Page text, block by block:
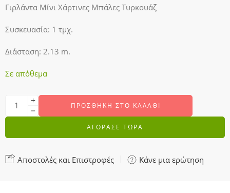
Γιρλάντα Μίνι Χάρτινες Μπάλες Τυρκουάζ
Συσκευασία: 1 τμχ.
Διάσταση: 2.13 m.
Σε απόθεμα
ΠΡΟΣΘΉΚΗ ΣΤΟ ΚΑΛΆΘΙ
ΑΓΟΡΑΣΕ ΤΩΡΑ
Αποστολές και Επιστροφές Κάνε μια ερώτηση